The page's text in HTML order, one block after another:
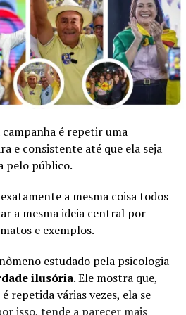
JURUÁ
ORÇAMENTO FEDERAL 2025
PROJETO EXECUTIVO DNIT 2025
prevenção contra Influenza
da doença
implantação de
sistema prisional
é repetir uma
e consistente até que ela seja
pelo público.
a mesma coisa todos
a mesma ideia central por
e exemplos.
estudado pela psicologia
ilusória. Ele mostra que,
repetida várias vezes, ela se
isso, tende a parecer mais